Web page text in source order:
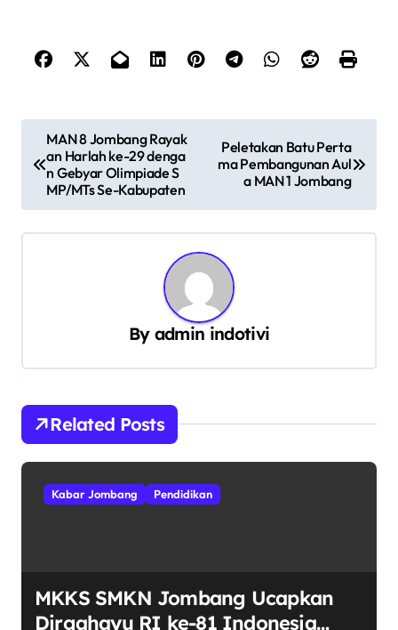
a
p
MAN 8 Jombang Rayak
an Harlah ke-29 denga
n Gebyar Olimpiade S
MP/MTs Se-Kabupaten
Peletakan Batu Perta
ma Pembangunan Aul
a MAN 1 Jombang
By admin indotivi
Related Posts
Kabar Jombang Pendidikan
MKKS SMKN Jombang Ucapkan
Dirgahayu RI ke-81 Indonesia